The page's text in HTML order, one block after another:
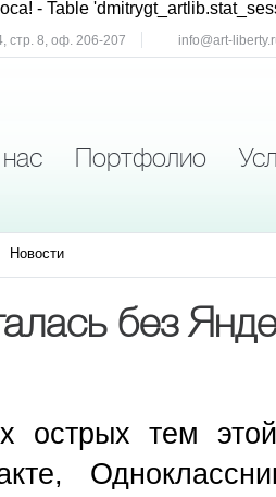
- Table
стр. 8, оф. 206-207 info@art-
Портфолио
Новости
без
острых тем